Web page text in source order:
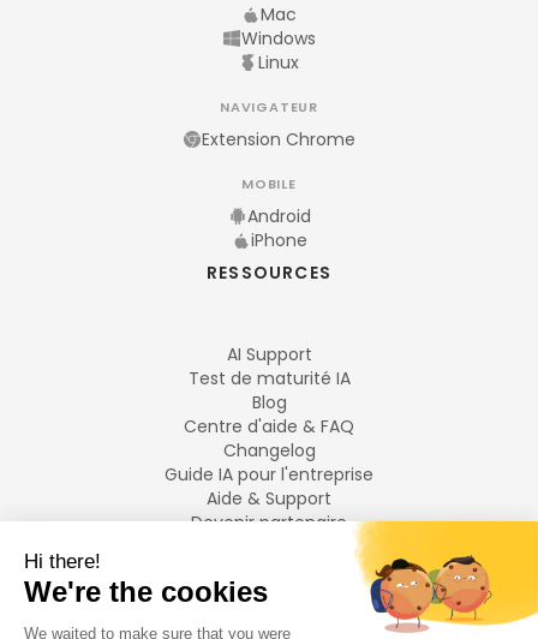
Mac
Windows
Linux
NAVIGATEUR
Extension Chrome
MOBILE
Android
iPhone
RESSOURCES
AI Support
Test de maturité IA
Blog
Centre d'aide & FAQ
Changelog
Guide IA pour l'entreprise
Aide & Support
Devenir partenaire
LANGUES